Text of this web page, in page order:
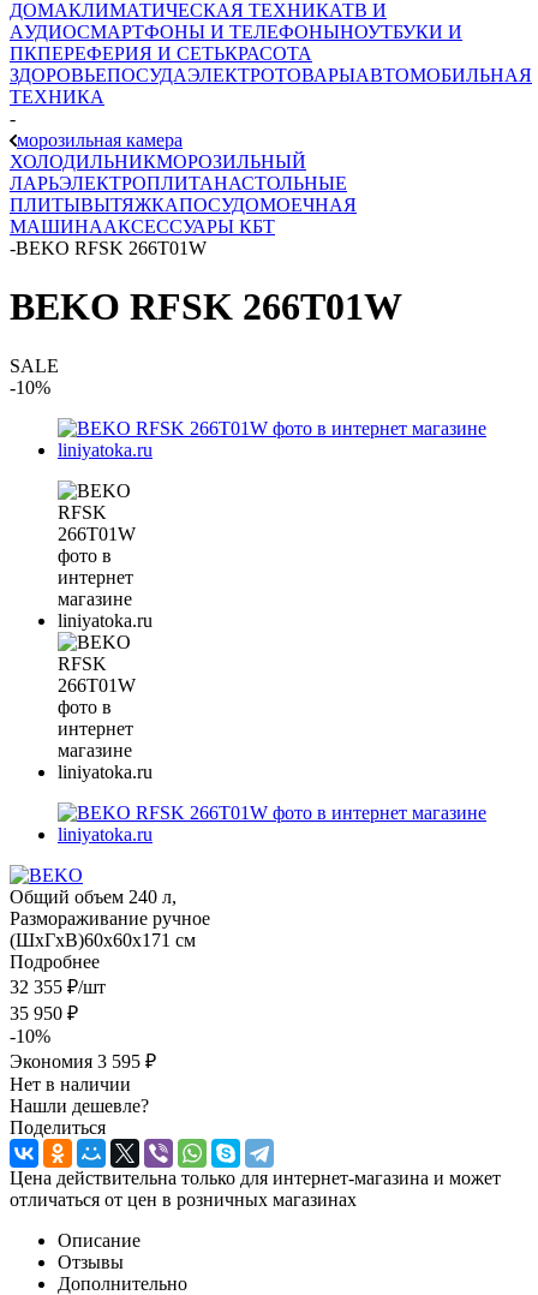
ДОМАКЛИМАТИЧЕСКАЯ ТЕХНИКАТВ И
AУДИОСМАРТФОНЫ И ТЕЛЕФОНЫНОУТБУКИ И
ПКПЕРЕФЕРИЯ И СЕТЬКРАСОТА
ЗДОРОВЬЕПОСУДАЭЛЕКТРОТОВАРЫАВТОМОБИЛЬНАЯ
ТЕХНИКА
-
морозильная камера
ХОЛОДИЛЬНИКМОРОЗИЛЬНЫЙ
ЛАРЬЭЛЕКТРОПЛИТАНАСТОЛЬНЫЕ
ПЛИТЫВЫТЯЖКАПОСУДОМОЕЧНАЯ
МАШИНААКСЕССУАРЫ КБТ
-BEKO RFSK 266T01W
BEKO RFSK 266T01W
SALE
-10%
Общий объем 240 л,
Размораживание ручное
(ШxГxВ)60x60x171 см
Подробнее
32 355 ₽/шт
35 950 ₽
-10%
Экономия 3 595 ₽
Нет в наличии
Нашли дешевле?
Поделиться
Цена действительна только для интернет-магазина и может
отличаться от цен в розничных магазинах
Описание
Отзывы
Дополнительно